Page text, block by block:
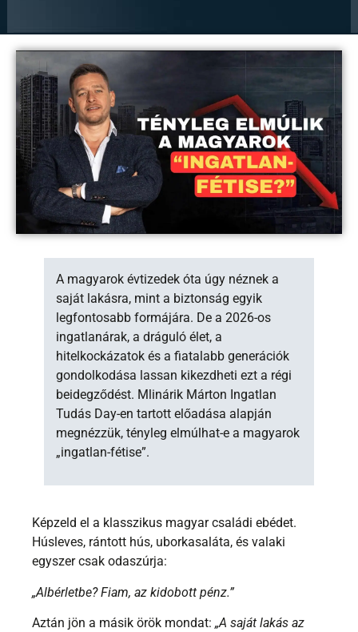
A magyarok évtizedek óta úgy néznek a
saját lakásra, mint a biztonság egyik
legfontosabb formájára. De a 2026-os
ingatlanárak, a dráguló élet, a
hitelkockázatok és a fiatalabb generációk
gondolkodása lassan kikezdheti ezt a régi
beidegződést. Mlinárik Márton Ingatlan
Tudás Day-en tartott előadása alapján
megnézzük, tényleg elmúlhat-e a magyarok
„ingatlan-fétise”.
Képzeld el a klasszikus magyar családi ebédet.
Húsleves, rántott hús, uborkasaláta, és valaki
egyszer csak odaszúrja:
„Albérletbe? Fiam, az kidobott pénz.”
Aztán jön a másik örök mondat: „A saját lakás az